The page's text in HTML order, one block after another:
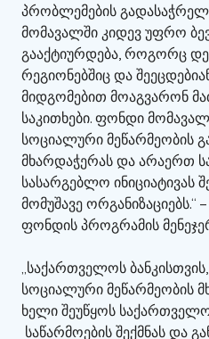
პრობლემების
მომავალში კიდევ უფრო
გააქტიურდება, როგორც
რეგიონებშიც და
მიდგომებით მოაგვარონ
საკითხები. ფონდი
სოციალური მეწარმეობის
მხარდაჭერას და არაერთ
სასარგებლო ინიციატივას
მომუშავე ორგანიზაციებს.“
ფონდის პროგრამის
„საქართველოს
სოციალური მეწარმეობის
ხელი შეუწყოს
საწარმოების შექმნას და